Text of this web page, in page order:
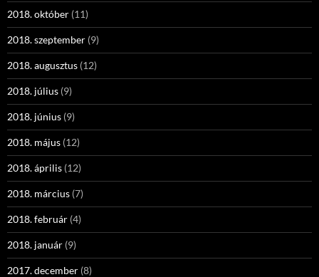
2018. október (11)
2018. szeptember (9)
2018. augusztus (12)
2018. július (9)
2018. június (9)
2018. május (12)
2018. április (12)
2018. március (7)
2018. február (4)
2018. január (9)
2017. december (8)